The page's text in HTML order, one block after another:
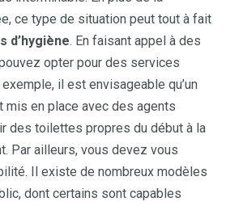
ce type de situation peut tout à fait
d’hygiène. En faisant appel à des
opter pour des services
il est envisageable qu’un
en place avec des agents
des toilettes propres du début à la
Par ailleurs, vous devez vous
Il existe de nombreux modèles
dont certains sont capables